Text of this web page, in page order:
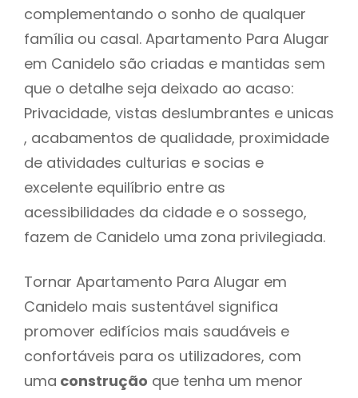
complementando o sonho de qualquer
família ou casal. Apartamento Para Alugar
em Canidelo são criadas e mantidas sem
que o detalhe seja deixado ao acaso:
Privacidade, vistas deslumbrantes e unicas
, acabamentos de qualidade, proximidade
de atividades culturias e socias e
excelente equilíbrio entre as
acessibilidades da cidade e o sossego,
fazem de Canidelo uma zona privilegiada.
Tornar Apartamento Para Alugar em
Canidelo mais sustentável significa
promover edifícios mais saudáveis e
confortáveis para os utilizadores, com
uma construção que tenha um menor